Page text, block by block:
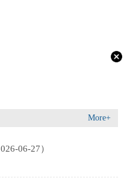
More+
06-27）